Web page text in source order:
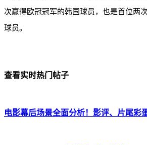
次赢得欧冠冠军的韩国球员，也是首位两
球员。
查看实时热门帖子
电影幕后场景全面分析！影评、片尾彩